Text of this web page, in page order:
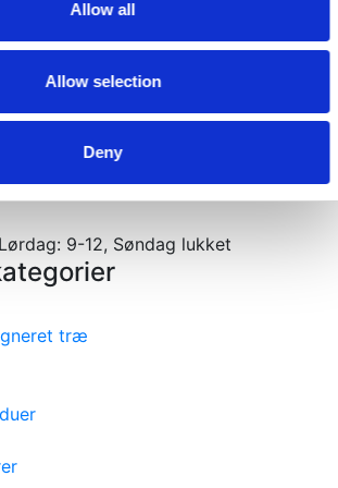
Allow all
Allow selection
Deny
tømmerhandel
9-12, Søndag lukket
træ